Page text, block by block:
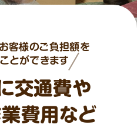
交通費や
費用など
客様のご負担額を
とができます